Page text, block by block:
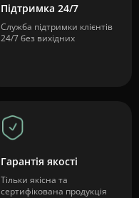
Підтримка 24/7
Служба підтримки клієнтів
24/7 без вихідних
Гарантія якості
Тільки якісна та
сертифікована продукція